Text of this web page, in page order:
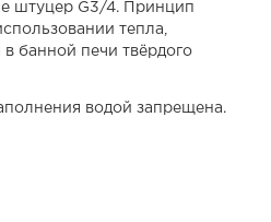
штуцер G3/4. Принцип
тепла,
банной печи твёрдого
водой запрещена.